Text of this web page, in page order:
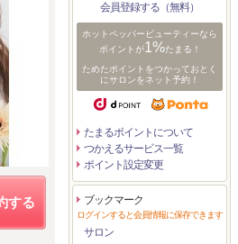
する
会員登録する（無料）
ホットペッパービューティーなら
ポイントが1%たまる！
ためたポイントをつかっておとく
にサロンをネット予約！
たまるポイントについて
つかえるサービス一覧
ポイント設定変更
ブックマーク
ログインすると会員情報に保存できます
サロン